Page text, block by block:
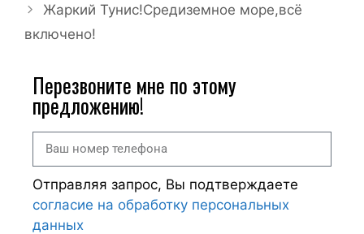
Жаркий Тунис!Средиземное море,всё
включено!
Перезвоните мне по этому
предложению!
Отправляя запрос, Вы подтверждаете
согласие на обработку персональных
данных